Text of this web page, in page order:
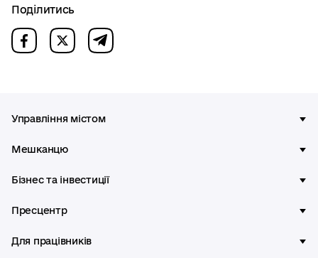
Поділитись
Управління містом
Мешканцю
Бізнес та інвестиції
Пресцентр
Для працівників